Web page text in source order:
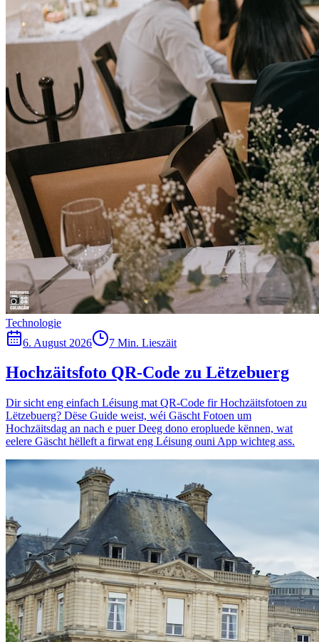
Technologie
6. August 2026
7 Min. Lieszäit
Hochzäitsfoto QR-Code zu Lëtzebuerg
Dir sicht eng einfach Léisung mat QR-Code fir Hochzäitsfotoen zu
Lëtzebuerg? Dëse Guide weist, wéi Gäscht Fotoen um
Hochzäitsdag an nach e puer Deeg dono eropluede kënnen, wat
eelere Gäscht hëlleft a firwat eng Léisung ouni App wichteg ass.